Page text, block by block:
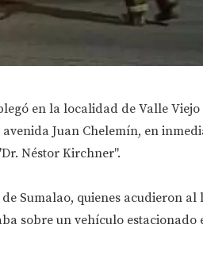
en la localidad de Valle Viejo
Juan Chelemín, en
Néstor Kirchner".
Sumalao, quienes acudieron al
sobre un vehículo estacionado